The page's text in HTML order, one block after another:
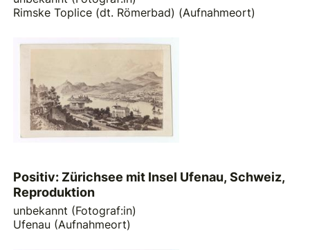
Rimske Toplice (dt. Römerbad) (Aufnahmeort)
Positiv: Zürichsee mit Insel Ufenau, Schweiz,
Reproduktion
unbekannt (Fotograf:in)
Ufenau (Aufnahmeort)